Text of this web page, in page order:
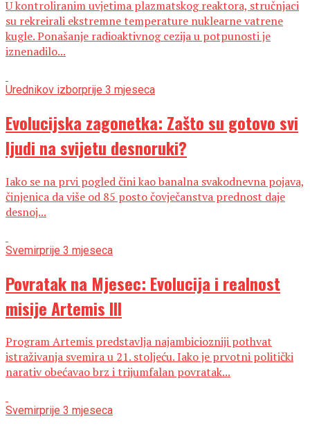
U kontroliranim uvjetima plazmatskog reaktora, stručnjaci
su rekreirali ekstremne temperature nuklearne vatrene
kugle. Ponašanje radioaktivnog cezija u potpunosti je
iznenadilo...
Urednikov izborprije 3 mjeseca
Evolucijska zagonetka: Zašto su gotovo svi
ljudi na svijetu desnoruki?
Iako se na prvi pogled čini kao banalna svakodnevna pojava,
činjenica da više od 85 posto čovječanstva prednost daje
desnoj...
Svemirprije 3 mjeseca
Povratak na Mjesec: Evolucija i realnost
misije Artemis III
Program Artemis predstavlja najambiciozniji pothvat
istraživanja svemira u 21. stoljeću. Iako je prvotni politički
narativ obećavao brz i trijumfalan povratak...
Svemirprije 3 mjeseca